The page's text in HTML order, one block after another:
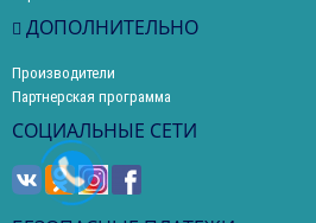
ДОПОЛНИТЕЛЬНО
Производители
Партнерская программа
СОЦИАЛЬНЫЕ СЕТИ